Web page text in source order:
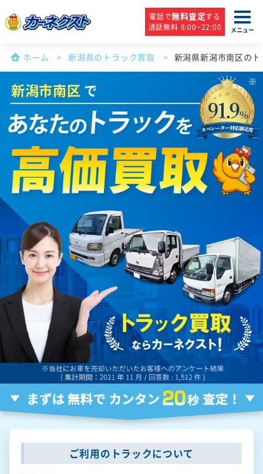
電話で無料査定する
通話無料 8:00~22:00
メニュー
ホーム 新潟県のトラック買取 新潟県新潟市南区の
新潟市南区 で
ご利用のトラックについて